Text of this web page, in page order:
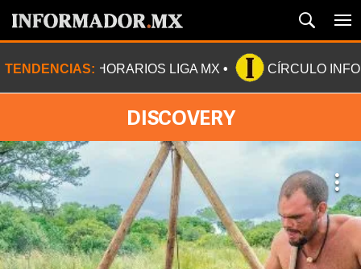
TENDENCIAS: HORARIOS LIGA MX CÍRCULO
DISCOVERY